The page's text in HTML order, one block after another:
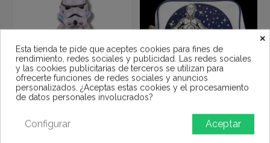
Figura solar Tropa de Asalto -
Star Wars
Bandolera Droides C-3PO y
R2-D2 - Star Wars
×
Esta tienda te pide que aceptes cookies para fines de
rendimiento, redes sociales y publicidad. Las redes sociales
y las cookies publicitarias de terceros se utilizan para
ofrecerte funciones de redes sociales y anuncios
personalizados. ¿Aceptas estas cookies y el procesamiento
de datos personales involucrados?
Aceptar
Configurar